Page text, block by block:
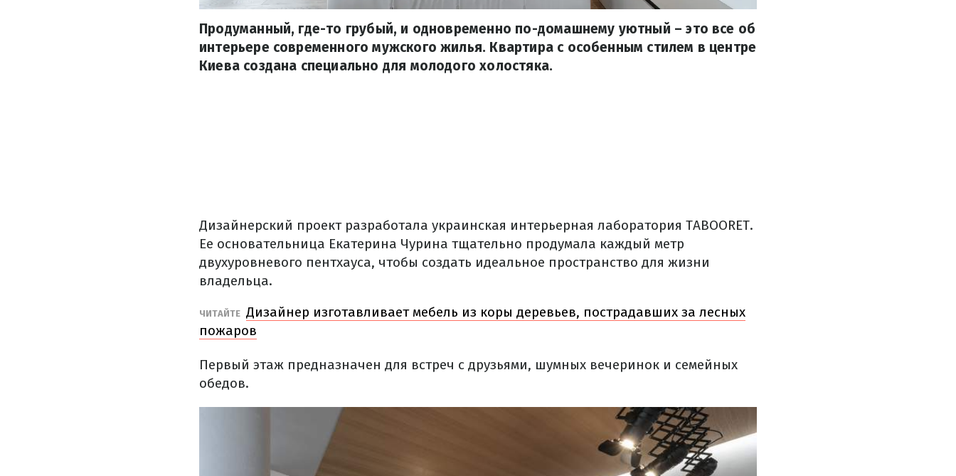
Продуманный, где-то грубый, и одновременно по-домашнему уютный – это все об
интерьере современного мужского жилья. Квартира с особенным стилем в центре
Киева создана специально для молодого холостяка.
Дизайнерский проект разработала украинская интерьерная лаборатория TABOORET.
Ее основательница Екатерина Чурина тщательно продумала каждый метр
двухуровневого пентхауса, чтобы создать идеальное пространство для жизни
владельца.
ЧИТАЙТЕ Дизайнер изготавливает мебель из коры деревьев, пострадавших за лесных
пожаров​
Первый этаж предназначен для встреч с друзьями, шумных вечеринок и семейных
обедов.